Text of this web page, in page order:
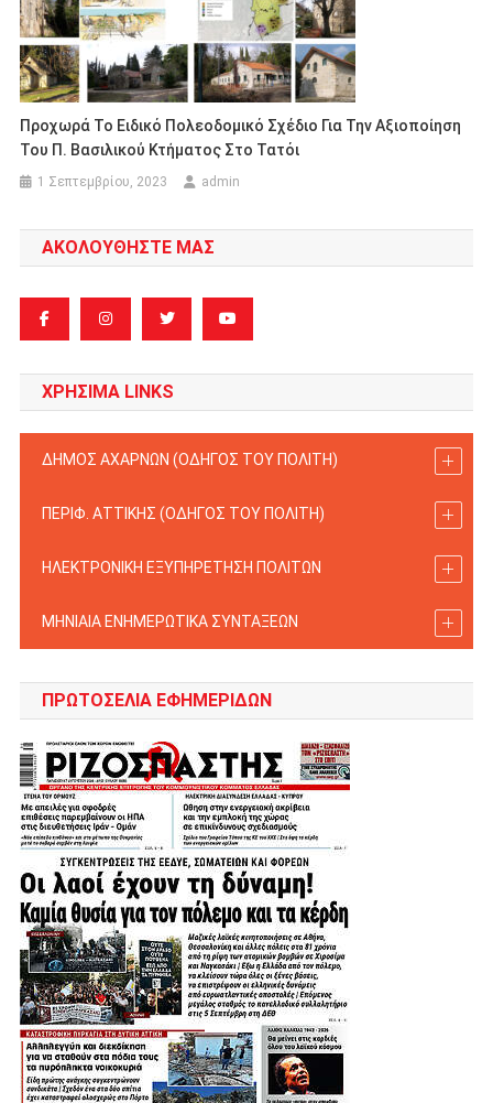
Προχωρά Το Ειδικό Πολεοδομικό Σχέδιο Για Την Αξιοποίηση
Του Π. Βασιλικού Κτήματος Στο Τατόι
1 Σεπτεμβρίου, 2023 admin
ΑΚΟΛΟΥΘΗΣΤΕ ΜΑΣ
ΧΡΗΣΙΜΑ LINKS
ΔΗΜΟΣ ΑΧΑΡΝΩΝ (ΟΔΗΓΟΣ TOY ΠΟΛΙΤΗ)
ΠΕΡΙΦ. ΑΤΤΙΚΗΣ (ΟΔΗΓΟΣ TOY ΠΟΛΙΤΗ)
ΗΛΕΚΤΡΟΝΙΚΗ ΕΞΥΠΗΡΕΤΗΣΗ ΠΟΛΙΤΩΝ
ΜΗΝΙΑΙΑ ΕΝΗΜΕΡΩΤΙΚΑ ΣΥΝΤΑΞΕΩΝ
ΠΡΩΤΟΣΈΛΙΑ ΕΦΗΜΕΡΊΔΩΝ